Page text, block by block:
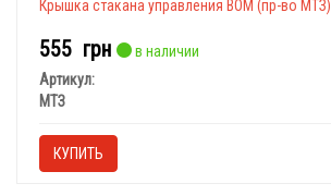
Крышка стакана управления ВОМ (пр-во МТЗ)
555 грн
в наличии
Артикул:
МТЗ
КУПИТЬ